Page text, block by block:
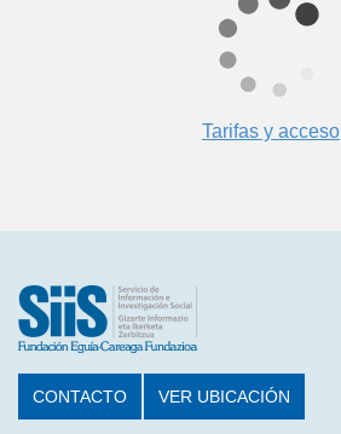
Tarifas y acceso
CONTACTO VER UBICACIÓN